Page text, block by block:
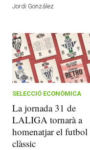
Jordi González
SELECCIÓ ECONÒMICA
La jornada 31 de
LALIGA tornarà a
homenatjar el futbol
clàssic